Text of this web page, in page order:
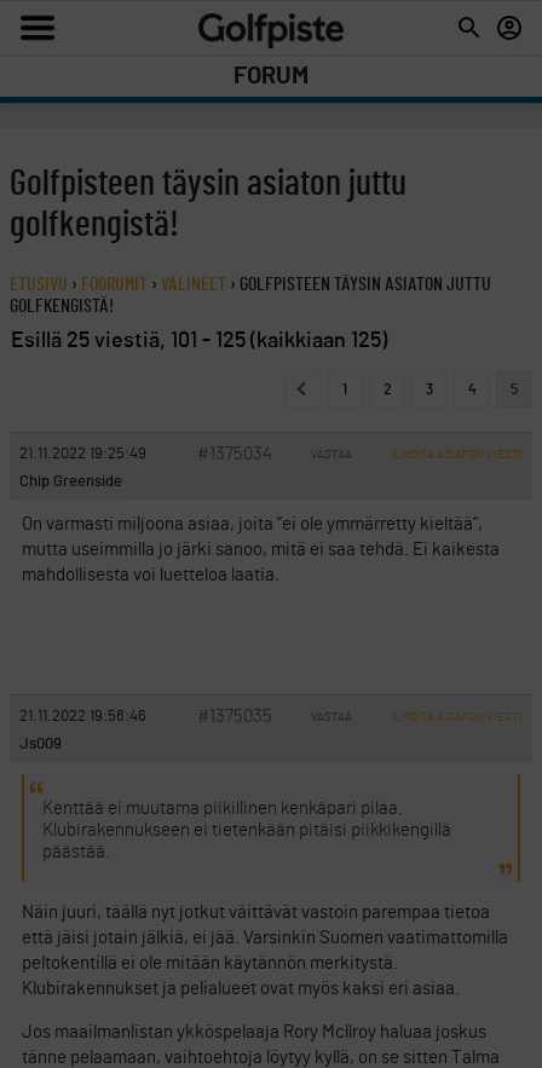
FORUM
Golfpisteen täysin asiaton juttu
golfkengistä!
ETUSIVU › FOORUMIT › VÄLINEET › GOLFPISTEEN TÄYSIN ASIATON JUTTU
GOLFKENGISTÄ!
Esillä 25 viestiä, 101 - 125 (kaikkiaan 125)
1 2 3 4 5
21.11.2022 19:25:49 #1375034 VASTAA ILMOITA ASIATON VIESTI
Chip Greenside
On varmasti miljoona asiaa, joita ”ei ole ymmärretty kieltää”,
mutta useimmilla jo järki sanoo, mitä ei saa tehdä. Ei kaikesta
mahdollisesta voi luetteloa laatia.
21.11.2022 19:58:46 #1375035 VASTAA ILMOITA ASIATON VIESTI
Js009
Kenttää ei muutama piikillinen kenkäpari pilaa.
Klubirakennukseen ei tietenkään pitäisi piikkikengillä
päästää.
Näin juuri, täällä nyt jotkut väittävät vastoin parempaa tietoa
että jäisi jotain jälkiä, ei jää. Varsinkin Suomen vaatimattomilla
peltokentillä ei ole mitään käytännön merkitystä.
Klubirakennukset ja pelialueet ovat myös kaksi eri asiaa.
Jos maailmanlistan ykköspelaaja Rory Mcllroy haluaa joskus
tänne pelaamaan, vaihtoehtoja löytyy kyllä, on se sitten Talma